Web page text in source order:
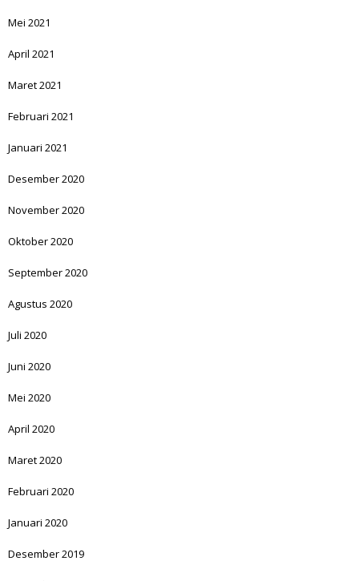
Mei 2021
April 2021
Maret 2021
Februari 2021
Januari 2021
Desember 2020
November 2020
Oktober 2020
September 2020
Agustus 2020
Juli 2020
Juni 2020
Mei 2020
April 2020
Maret 2020
Februari 2020
Januari 2020
Desember 2019